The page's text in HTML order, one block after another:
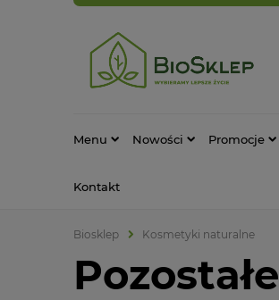
Menu Nowości Promocje
Kontakt
Biosklep Kosmetyki naturalne
Pozostałe